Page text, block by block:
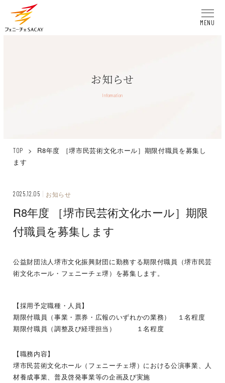
MENU
お知らせ
Information
TOP >
R8年度 ［堺市民芸術文化ホール］期限付職員を募集し
ます
2025.12.05 お知らせ
R8年度 ［堺市民芸術文化ホール］期限
付職員を募集します
公益財団法人堺市文化振興財団に勤務する期限付職員（堺市民芸
術文化ホール・フェニーチェ堺）を募集します。
【採用予定職種・人員】
期限付職員（事業・票券・広報のいずれかの業務） １名程度
期限付職員（調整及び経理担当） １名程度
【職務内容】
堺市民芸術文化ホール（フェニーチェ堺）における公演事業、人
材養成事業、普及啓発事業等の企画及び実施